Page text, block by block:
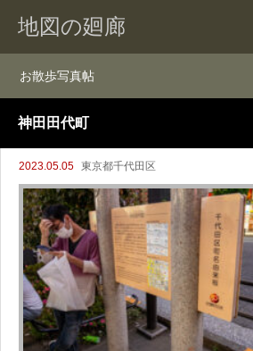
地図の廻廊
お散歩写真帖
神田田代町
2023.05.05 東京都千代田区